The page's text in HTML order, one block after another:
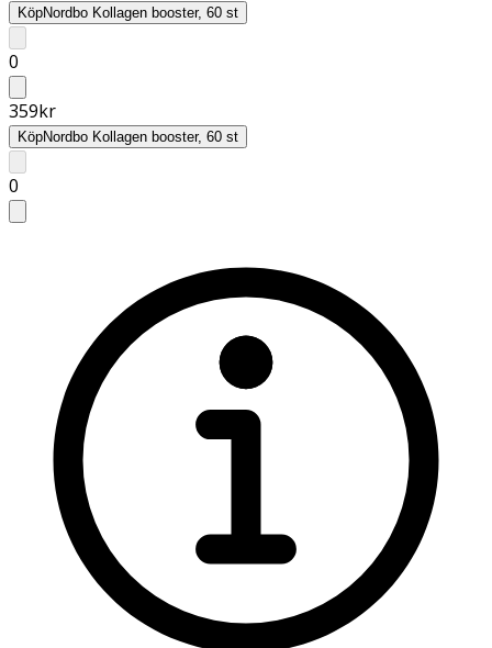
KöpNordbo Kollagen booster, 60 st
0
359kr
KöpNordbo Kollagen booster, 60 st
0